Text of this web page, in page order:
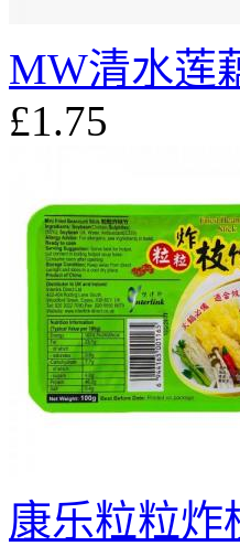
MW清水莲
£1.75
康乐粒粒炸